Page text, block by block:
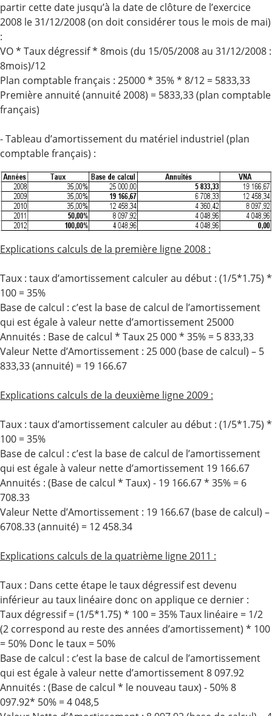
partir cette date jusqu’à la date de clôture de l’exercice
2008 le 31/12/2008 (on doit considérer tous le mois de mai)
:
VO * Taux dégressif * 8mois (du 15/05/2008 au 31/12/2008 :
8mois)/12
Plan comptable français : 25000 * 35% * 8/12 = 5833,33
Première annuité (annuité 2008) = 5833,33 (plan comptable
français)
- Tableau d’amortissement du matériel industriel (plan
comptable français) :
Explications calculs de la première ligne 2008 :
Taux : taux d’amortissement calculer au début : (1/5*1.75) *
100 = 35%
Base de calcul : c’est la base de calcul de l’amortissement
qui est égale à valeur nette d’amortissement 25000
Annuités : Base de calcul * Taux 25 000 * 35% = 5 833,33
Valeur Nette d’Amortissement : 25 000 (base de calcul) – 5
833,33 (annuité) = 19 166.67
Explications calculs de la deuxième ligne 2009 :
Taux : taux d’amortissement calculer au début : (1/5*1.75) *
100 = 35%
Base de calcul : c’est la base de calcul de l’amortissement
qui est égale à valeur nette d’amortissement 19 166.67
Annuités : (Base de calcul * Taux) - 19 166.67 * 35% = 6
708.33
Valeur Nette d’Amortissement : 19 166.67 (base de calcul) –
6708.33 (annuité) = 12 458.34
Explications calculs de la quatrième ligne 2011 :
Taux : Dans cette étape le taux dégressif est devenu
inférieur au taux linéaire donc on applique ce dernier :
Taux dégressif = (1/5*1.75) * 100 = 35% Taux linéaire = 1/2
(2 correspond au reste des années d’amortissement) * 100
= 50% Donc le taux = 50%
Base de calcul : c’est la base de calcul de l’amortissement
qui est égale à valeur nette d’amortissement 8 097.92
Annuités : (Base de calcul * le nouveau taux) - 50% 8
097.92* 50% = 4 048,5